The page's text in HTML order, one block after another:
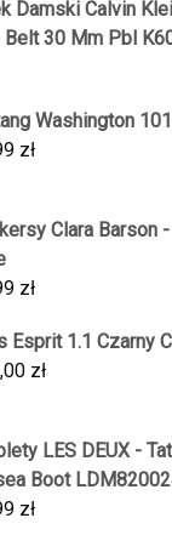
Damski Calvin
Belt 30 Mm Pbl
Washington
zł
Clara Barson
zł
Esprit 1.1 Czarny
zł
LES DEUX -
Boot
zł